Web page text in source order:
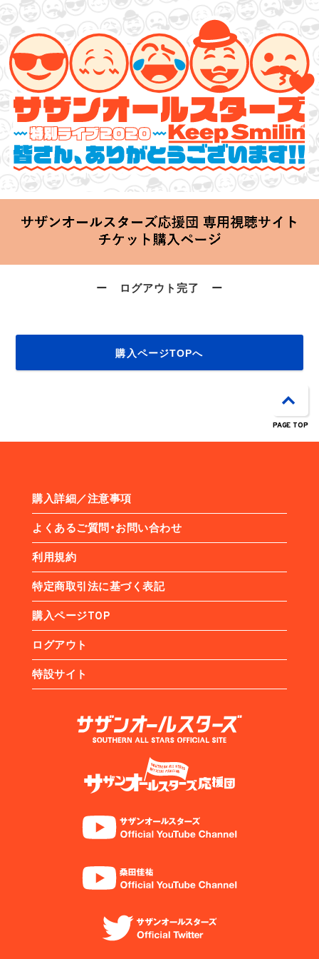
サザンオールスターズ 特別ライブ 2020
「Keep Smilin’～皆さん、ありがとうございます!!～」
2020.06.25 Thu 20:00 Start at 横浜アリーナ
ー ログアウト完了 ー
購入ページTOPへ
購入詳細／注意事項
よくあるご質問・お問い合わせ
利用規約
特定商取引法に基づく表記
購入ページTOP
ログアウト
特設サイト
PAGE TOP